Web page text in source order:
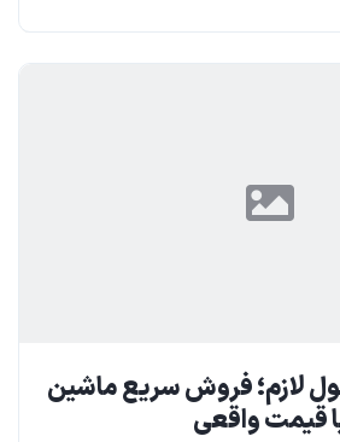
لازم؛ فروش سریع ماشین
قیمت واقعی